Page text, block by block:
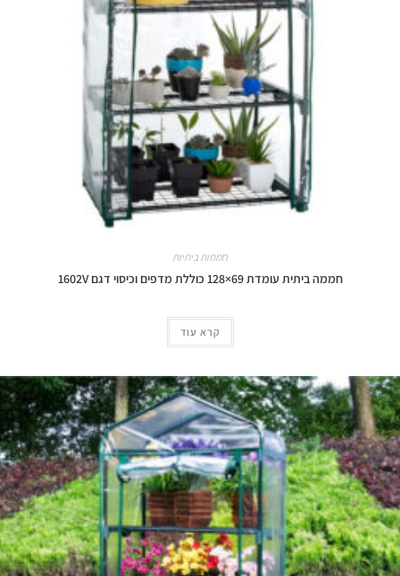
חממות ביתיות
חממה ביתית עומדת 69×128 כוללת מדפים וכיסוי דגם 1602V
קרא עוד